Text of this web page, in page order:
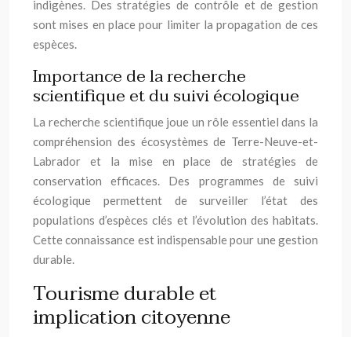
indigènes. Des stratégies de contrôle et de gestion
sont mises en place pour limiter la propagation de ces
espèces.
Importance de la recherche
scientifique et du suivi écologique
La recherche scientifique joue un rôle essentiel dans la
compréhension des écosystèmes de Terre-Neuve-et-
Labrador et la mise en place de stratégies de
conservation efficaces. Des programmes de suivi
écologique permettent de surveiller l’état des
populations d’espèces clés et l’évolution des habitats.
Cette connaissance est indispensable pour une gestion
durable.
Tourisme durable et
implication citoyenne